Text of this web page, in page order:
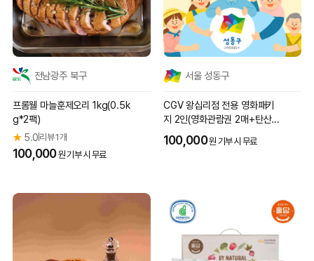
전남광주 북구
프롬웰 마늘훈제오리 1kg(0.5k
g*2팩)
★5.0 리뷰 1개
100,000원 기부 시 무료
서울 성동구
CGV 왕십리점 전용 영화패키
지 2인(영화관람권 2매+탄산M
2개)
100,000원 기부 시 무료